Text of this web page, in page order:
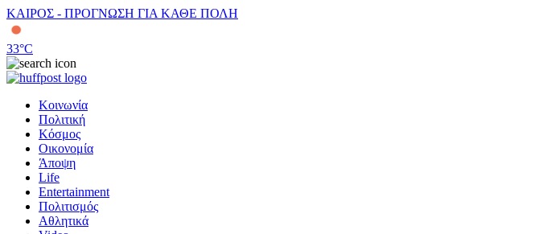
ΚΑΙΡΟΣ - ΠΡΟΓΝΩΣΗ ΓΙΑ ΚΑΘΕ ΠΟΛΗ
33°C
Κοινωνία
Πολιτική
Κόσμος
Οικονομία
Άποψη
Life
Entertainment
Πολιτισμός
Αθλητικά